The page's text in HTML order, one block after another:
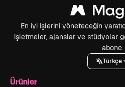
En iyi işlerini yöneteceğin
işletmeler, ajanslar ve stüdyolar
abone.
Türkçe
Ürünler